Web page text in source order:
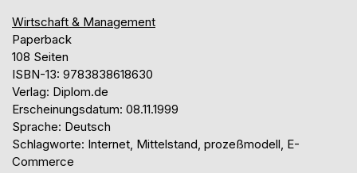
Wirtschaft & Management
Paperback
108 Seiten
ISBN-13: 9783838618630
Verlag: Diplom.de
Erscheinungsdatum: 08.11.1999
Sprache: Deutsch
Schlagworte: Internet, Mittelstand, prozeßmodell, E-
Commerce